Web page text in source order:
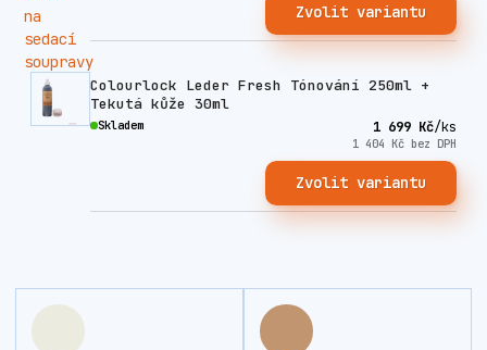
Zvolit variantu
Colourlock Leder Fresh Tónování 250ml +
Tekutá kůže 30ml
1 699 Kč/ks
1 404 Kč bez DPH
Skladem
Zvolit variantu